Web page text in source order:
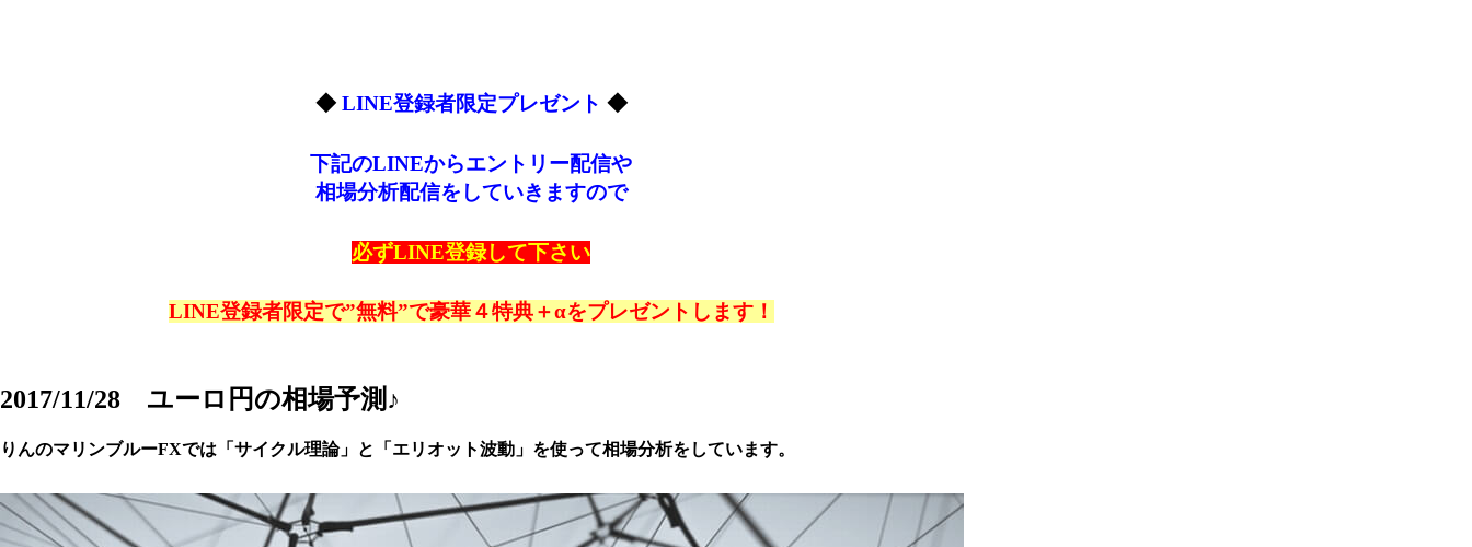
◆ LINE登録者限定プレゼント ◆
下記のLINEからエントリー配信や
相場分析配信をしていきますので
必ずLINE登録して下さい
LINE登録者限定で”無料”で豪華４特典＋αをプレゼントします！
2017/11/28 ユーロ円の相場予測♪
りんのマリンブルーFXでは「サイクル理論」と「エリオット波動」を使って相場分析をしています。